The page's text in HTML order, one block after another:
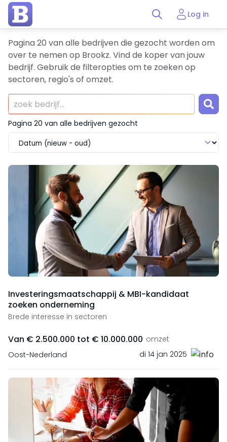
Log in
Pagina 20 van alle bedrijven die gezocht worden om
over te nemen op Brookz. Vind de koper van jouw
bedrijf. Gebruik de filteropties om te zoeken op
sectoren, regio's of omzet.
Pagina 20 van alle bedrijven gezocht
Investeringsmaatschappij & MBI-kandidaat
zoeken onderneming
Brede interesse in sectoren
Van € 2.500.000 tot € 10.000.000 omzet
Oost-Nederland
di 14 jan 2025